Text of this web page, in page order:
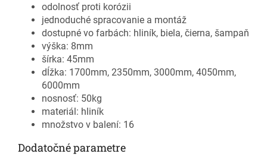
odolnosť proti korózii
jednoduché spracovanie a montáž
dostupné vo farbách: hliník, biela, čierna, šampaň
výška: 8mm
šírka: 45mm
dĺžka: 1700mm, 2350mm, 3000mm, 4050mm,
6000mm
nosnosť: 50kg
materiál: hliník
množstvo v balení: 16
Dodatočné parametre